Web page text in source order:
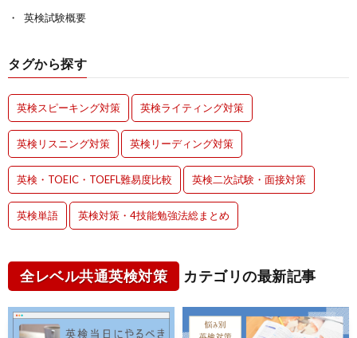
英検試験概要
タグから探す
英検スピーキング対策 英検ライティング対策
英検リスニング対策 英検リーディング対策
英検・TOEIC・TOEFL難易度比較 英検二次試験・面接対策
英検単語 英検対策・4技能勉強法総まとめ
全レベル共通英検対策 カテゴリの最新記事